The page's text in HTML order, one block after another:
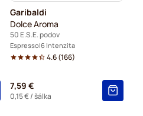
Garibaldi
Dolce Aroma
50 E.S.E. podov
Espresso 6 Intenzita
4.6(166)
7,59 €
0,15 €/ šálka